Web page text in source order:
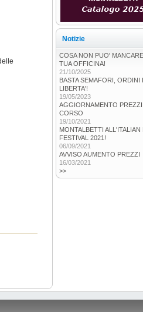
Notizie
COSA NON PUO'
TUA OFFICINA!
21/10/2025
BASTA SEMAFORI, ORDINI
LIBERTA'!
19/05/2023
AGGIORNAMENTO PREZZI
CORSO
19/10/2021
MONTALBETTI ALL'ITALIAN
FESTIVAL 2021!
06/09/2021
AVVISO AUMENTO PREZZI
16/03/2021
>>